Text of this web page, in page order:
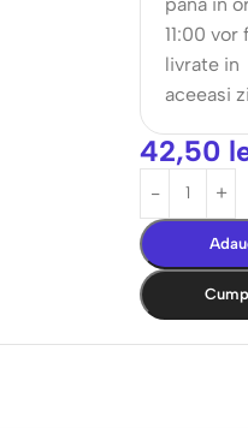
11:00 vor
livrate in
aceeasi
42,50